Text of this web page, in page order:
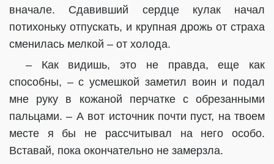
вначале. Сдавивший сердце кулак начал
потихоньку отпускать, и крупная дрожь от страха
сменилась мелкой – от холода.
– Как видишь, это не правда, еще как
способны, – с усмешкой заметил воин и подал
мне руку в кожаной перчатке с обрезанными
пальцами. – А вот источник почти пуст, на твоем
месте я бы не рассчитывал на него особо.
Вставай, пока окончательно не замерзла.